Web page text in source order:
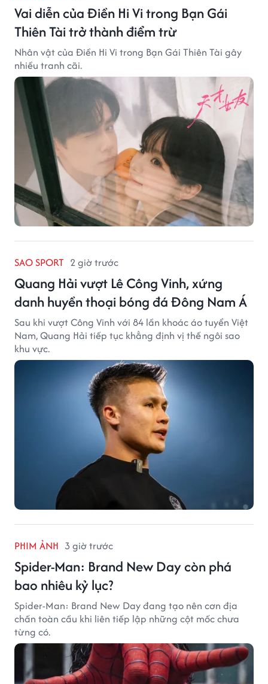
Vai diễn của Điền Hi Vi trong Bạn Gái
Thiên Tài trở thành điểm trừ
Nhân vật của Điền Hi Vi trong Bạn Gái Thiên Tài gây
nhiều tranh cãi.
SAO SPORT 2 giờ trước
Quang Hải vượt Lê Công Vinh, xứng
danh huyền thoại bóng đá Đông Nam Á
Sau khi vượt Công Vinh với 84 lần khoác áo tuyển Việt
Nam, Quang Hải tiếp tục khẳng định vị thế ngôi sao
khu vực.
PHIM ẢNH 3 giờ trước
Spider-Man: Brand New Day còn phá
bao nhiêu kỷ lục?
Spider-Man: Brand New Day đang tạo nên cơn địa
chấn toàn cầu khi liên tiếp lập những cột mốc chưa
từng có.